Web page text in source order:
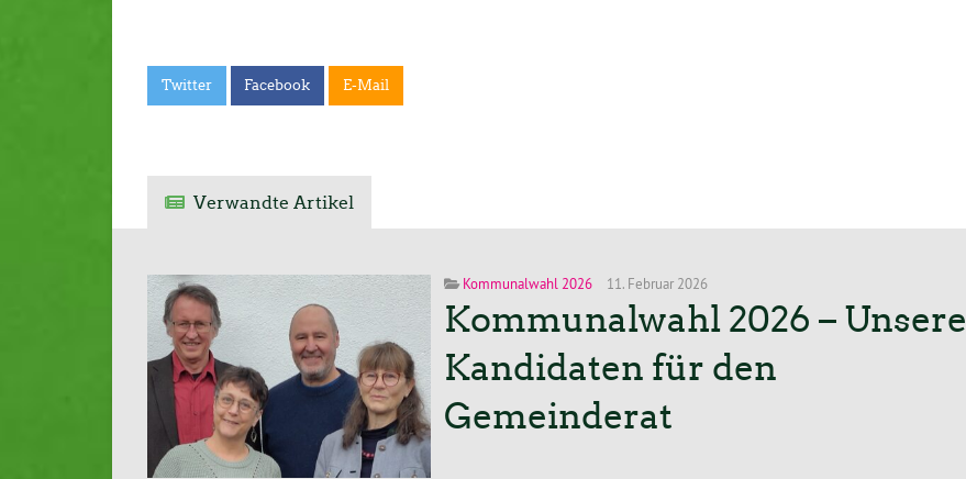
Twitter Facebook E-Mail
Verwandte Artikel
Kommunalwahl 2026 11. Februar 2026
Kommunalwahl 2026 – Unsere
Kandidaten für den
Gemeinderat